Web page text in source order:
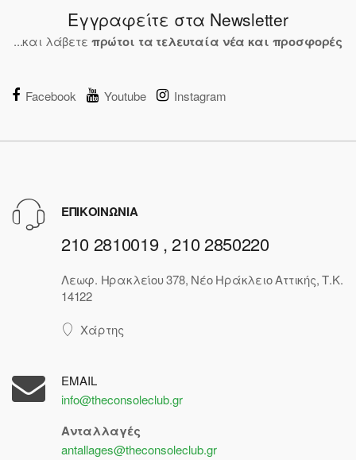
Εγγραφείτε στα Newsletter
...και λάβετε πρώτοι τα τελευταία νέα και προσφορές
Facebook Youtube Instagram
ΕΠΙΚΟΙΝΩΝΙΑ
210 2810019 , 210 2850220
Λεωφ. Ηρακλείου 378, Νέο Ηράκλειο Αττικής, Τ.Κ.
14122
Χάρτης
EMAIL
info@theconsoleclub.gr
Ανταλλαγές
antallages@theconsoleclub.gr